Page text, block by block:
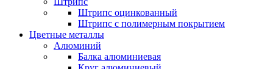
Штрипс оцинкованный
Штрипс с полимерным покрытием
Цветные металлы
Алюминий
Балка алюминиевая